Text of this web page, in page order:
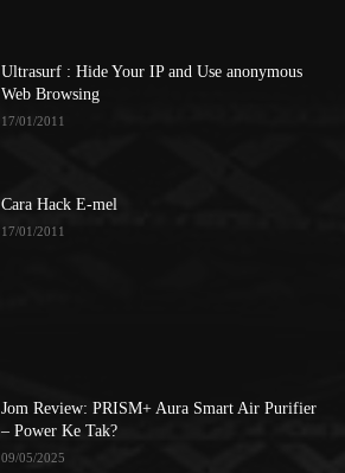
Ultrasurf : Hide Your IP and Use anonymous
Web Browsing
17/01/2011
Cara Hack E-mel
17/01/2011
Jom Review: PRISM+ Aura Smart Air Purifier
– Power Ke Tak?
09/05/2025